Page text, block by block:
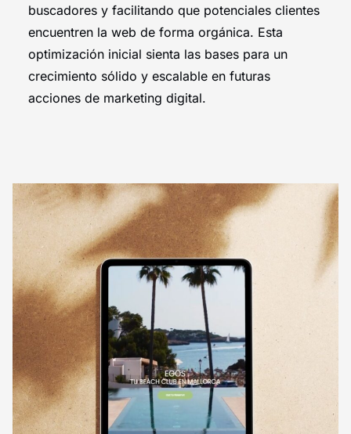
buscadores y facilitando que potenciales clientes
encuentren la web de forma orgánica. Esta
optimización inicial sienta las bases para un
crecimiento sólido y escalable en futuras
acciones de marketing digital.